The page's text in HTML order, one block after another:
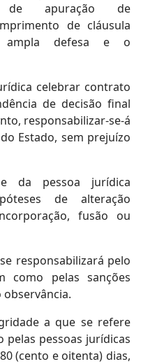
de apuração de
de cláusula
ampla defesa e o
celebrar contrato
de decisão final
responsabilizar-se-á
Estado, sem prejuízo
da pessoa jurídica
de alteração
fusão ou
responsabilizará pelo
como pelas sanções
observância.
a que se refere
pelas pessoas jurídicas
(cento e oitenta) dias,